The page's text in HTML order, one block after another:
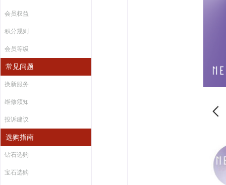
会员权益
积分规则
会员等级
常见问题
换新服务
维修须知
投诉建议
选购指南
钻石选购
宝石选购